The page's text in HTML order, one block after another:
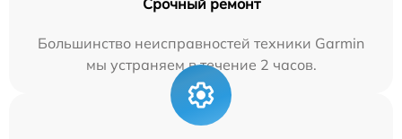
Срочный ремонт
Большинство неисправностей техники Garmin
мы устраняем в течение 2 часов.